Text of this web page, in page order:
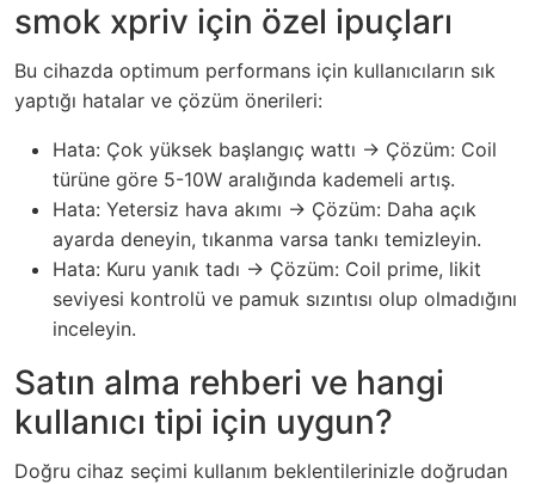
smok xpriv için özel ipuçları
Bu cihazda optimum performans için kullanıcıların sık
yaptığı hatalar ve çözüm önerileri:
Hata: Çok yüksek başlangıç wattı → Çözüm: Coil
türüne göre 5-10W aralığında kademeli artış.
Hata: Yetersiz hava akımı → Çözüm: Daha açık
ayarda deneyin, tıkanma varsa tankı temizleyin.
Hata: Kuru yanık tadı → Çözüm: Coil prime, likit
seviyesi kontrolü ve pamuk sızıntısı olup olmadığını
inceleyin.
Satın alma rehberi ve hangi
kullanıcı tipi için uygun?
Doğru cihaz seçimi kullanım beklentilerinizle doğrudan